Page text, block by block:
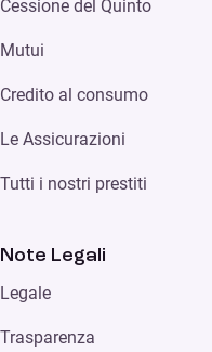
Cessione del Quinto
Mutui
Credito al consumo
Le Assicurazioni
Tutti i nostri prestiti
Note Legali
Legale
Trasparenza